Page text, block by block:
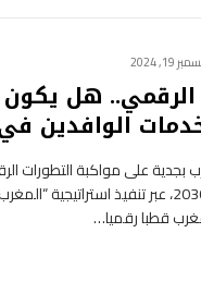
19, 2024
الرقمي.. هل يكون
الوافدين في
على مواكبة التطورات
قطبا رقميا…